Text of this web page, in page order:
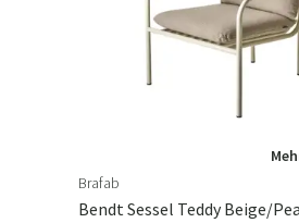
Brafab
Bendt Sessel Teddy Beige/